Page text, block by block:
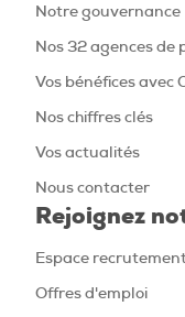
Notre gouvernance
Nos 32 agences de
Vos bénéfices avec
Nos chiffres clés
Vos actualités
Nous contacter
Rejoignez
Espace
Offres d'emploi